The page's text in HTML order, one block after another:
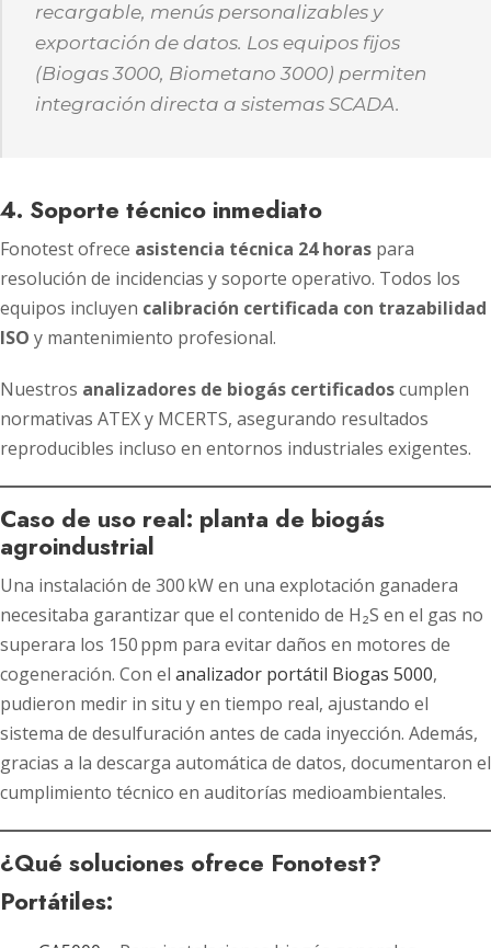
recargable, menús personalizables y
exportación de datos. Los equipos fijos
(Biogas 3000, Biometano 3000) permiten
integración directa a sistemas SCADA.
4. Soporte técnico inmediato
Fonotest ofrece asistencia técnica 24 horas para
resolución de incidencias y soporte operativo. Todos los
equipos incluyen calibración certificada con trazabilidad
ISO y mantenimiento profesional.
Nuestros analizadores de biogás certificadoscumplen
normativas ATEX y MCERTS, asegurando resultados
reproducibles incluso en entornos industriales exigentes.
Caso de uso real: planta de biogás
agroindustrial
Una instalación de 300 kW en una explotación ganadera
necesitaba garantizar que el contenido de H₂S en el gas no
superara los 150 ppm para evitar daños en motores de
cogeneración. Con el analizador portátil Biogas 5000,
pudieron medir in situ y en tiempo real, ajustando el
sistema de desulfuración antes de cada inyección. Además,
gracias a la descarga automática de datos, documentaron el
cumplimiento técnico en auditorías medioambientales.
¿Qué soluciones ofrece Fonotest?
Portátiles: